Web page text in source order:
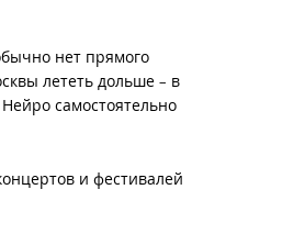
нет прямого
лететь дольше – в
самостоятельно
и фестивалей